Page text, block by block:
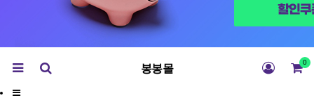
봉봉몰 0